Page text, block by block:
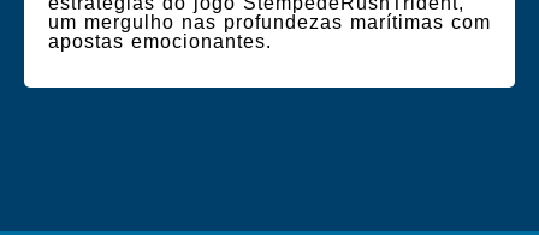
um mergulho nas profundezas marítimas com
apostas emocionantes.